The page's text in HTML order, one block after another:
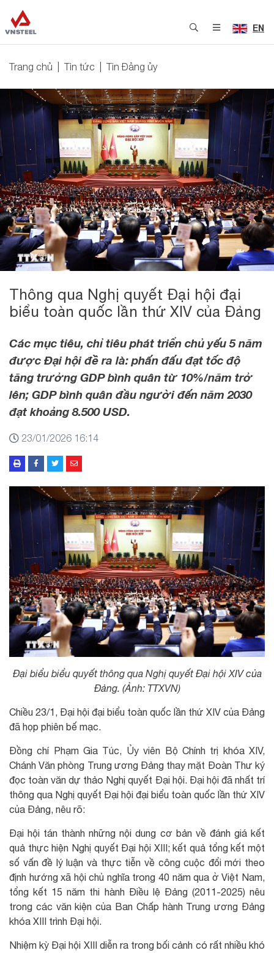
EN
Trang chủ Tin tức Tin Đảng ủy
Thông qua Nghị quyết Đại hội đại
biểu toàn quốc lần thứ XIV của Đảng
Các mục tiêu, chỉ tiêu phát triển chủ yếu 5 năm
được Đại hội đề ra là: phấn đấu đạt tốc độ
tăng trưởng GDP bình quân từ 10%/năm trở
lên; GDP bình quân đầu người đến năm 2030
đạt khoảng 8.500 USD.
23/01/2026 16:14
Đại biểu biểu quyết thông qua Nghị quyết Đại hội XIV của
Đảng. (Ảnh: TTXVN)
Chiều 23/1, Đại hội đại biểu toàn quốc lần thứ XIV của Đảng
đã họp phiên bế mạc.
Đồng chí Phạm Gia Túc, Ủy viên Bộ Chính trị khóa XIV,
Chánh Văn phòng Trung ương Đảng thay mặt Đoàn Thư ký
đọc toàn văn dự thảo Nghị quyết Đại hội. Đại hội đã nhất trí
thông qua Nghị quyết Đại hội đại biểu toàn quốc lần thứ XIV
của Đảng, nêu rõ:
Đại hội tán thành những nội dung cơ bản về đánh giá kết
quả thực hiện Nghị quyết Đại hội XIII; kết quả tổng kết một
số vấn đề lý luận và thực tiễn về công cuộc đổi mới theo
định hướng xã hội chủ nghĩa trong 40 năm qua ở Việt Nam,
tổng kết 15 năm thi hành Điều lệ Đảng (2011-2025) nêu
trong các văn kiện của Ban Chấp hành Trung ương Đảng
khóa XIII trình Đại hội.
Nhiệm kỳ Đại hội XIII diễn ra trong bối cảnh có rất nhiều khó